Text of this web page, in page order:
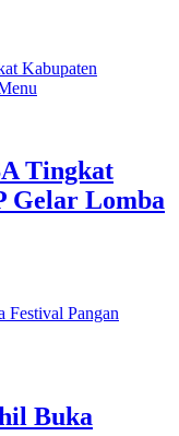
Tingkat
Gelar Lomba
Buka